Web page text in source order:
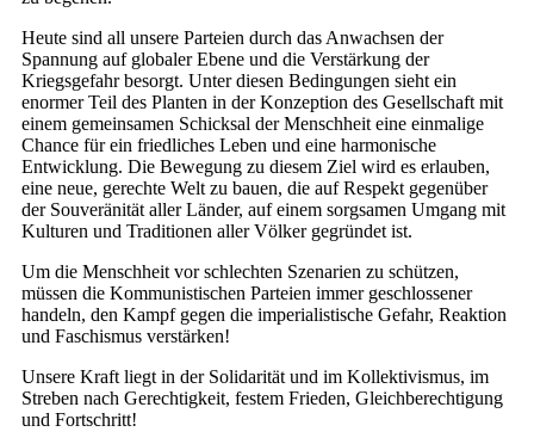
Heute sind all unsere Parteien durch das Anwachsen der
Spannung auf globaler Ebene und die Verstärkung der
Kriegsgefahr besorgt. Unter diesen Bedingungen sieht ein
enormer Teil des Planten in der Konzeption des Gesellschaft mit
einem gemeinsamen Schicksal der Menschheit eine einmalige
Chance für ein friedliches Leben und eine harmonische
Entwicklung. Die Bewegung zu diesem Ziel wird es erlauben,
eine neue, gerechte Welt zu bauen, die auf Respekt gegenüber
der Souveränität aller Länder, auf einem sorgsamen Umgang mit
Kulturen und Traditionen aller Völker gegründet ist.
Um die Menschheit vor schlechten Szenarien zu schützen,
müssen die Kommunistischen Parteien immer geschlossener
handeln, den Kampf gegen die imperialistische Gefahr, Reaktion
und Faschismus verstärken!
Unsere Kraft liegt in der Solidarität und im Kollektivismus, im
Streben nach Gerechtigkeit, festem Frieden, Gleichberechtigung
und Fortschritt!